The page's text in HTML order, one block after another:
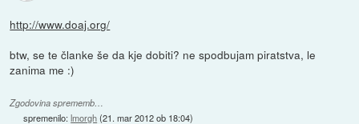
http://www.doaj.org/
btw, se te članke še da kje dobiti? ne spodbujam piratstva, le
zanima me :)
Zgodovina sprememb…
spremenilo:lmorgh(21. mar 2012 ob 18:04)